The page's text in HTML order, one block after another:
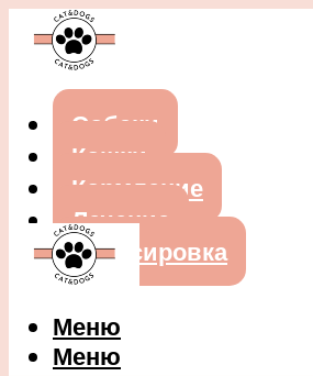
Собаки
Кошки
Кормление
Лечение
Дрессировка
Меню
Меню